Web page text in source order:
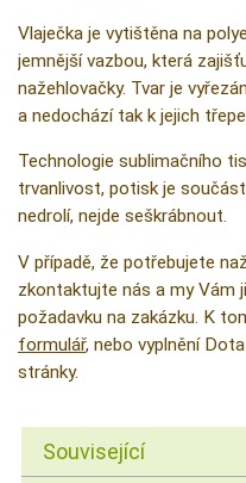
Vlaječka je vytištěna na
jemnější vazbou, která
nažehlovačky. Tvar je
a nedochází tak k jejich
Technologie sublimačního
trvanlivost, potisk je
nedrolí, nejde seškrábnout.
V případě, že potřebujete
zkontaktujte nás a my Vám
požadavku na zakázku. K
formulář, nebo vyplnění
stránky.
Související